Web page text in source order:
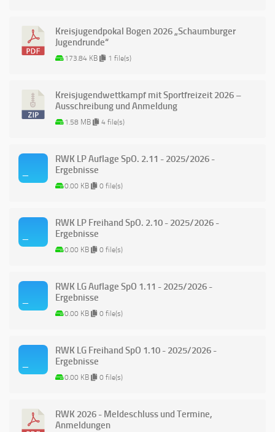
Kreisjugendpokal Bogen 2026 „Schaumburger
Jugendrunde“
173.84 KB 1 file(s)
Kreisjugendwettkampf mit Sportfreizeit 2026 –
Ausschreibung und Anmeldung
1.58 MB 4 file(s)
RWK LP Auflage SpO. 2.11 - 2025/2026 -
Ergebnisse
0.00 KB 0 file(s)
RWK LP Freihand SpO. 2.10 - 2025/2026 -
Ergebnisse
0.00 KB 0 file(s)
RWK LG Auflage SpO 1.11 - 2025/2026 -
Ergebnisse
0.00 KB 0 file(s)
RWK LG Freihand SpO 1.10 - 2025/2026 -
Ergebnisse
0.00 KB 0 file(s)
RWK 2026 - Meldeschluss und Termine,
Anmeldungen